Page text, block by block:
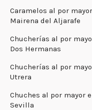
Caramelos al por
Mairena del Aljarafe
Chucherías al por
Dos Hermanas
Chucherías al por
Utrera
Chuches al por mayor
Sevilla